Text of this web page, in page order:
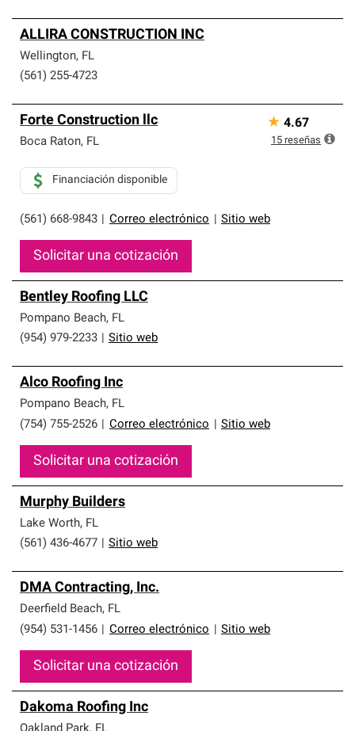
ALLIRA CONSTRUCTION INC
Wellington, FL
(561) 255-4723
Forte Construction llc
Boca Raton, FL
(561) 668-9843 Correo electrónico Sitio web
Financiación disponible
Solicitar una cotización
★ 4.67
15 reseñas
Bentley Roofing LLC
Pompano Beach, FL
(954) 979-2233
Sitio web
Alco Roofing Inc
Pompano Beach, FL
(754) 755-2526
Correo electrónico Sitio web
Solicitar una cotización
Murphy Builders
Lake Worth, FL
(561) 436-4677
Sitio web
DMA Contracting, Inc.
Deerfield Beach, FL
(954) 531-1456
Correo electrónico Sitio web
Solicitar una cotización
Dakoma Roofing Inc